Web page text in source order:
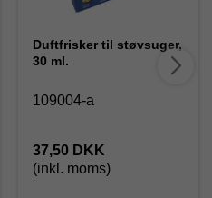
Duftfrisker til støvsuger,
30 ml.
109004-a
37,50 DKK
(inkl. moms)